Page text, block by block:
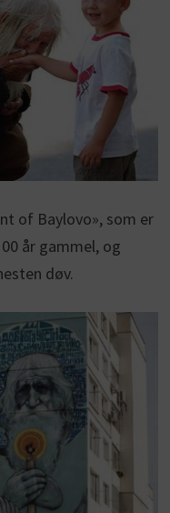
of Baylovo», som er
år gammel, og
døv.